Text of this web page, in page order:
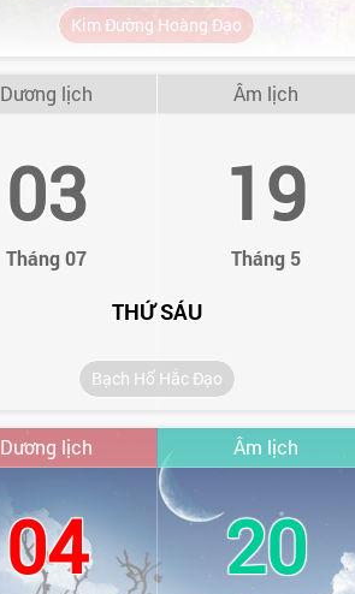
Kim Đường Hoàng Đạo
Dương lịch
03
Tháng 07
Âm lịch
19
Tháng 5
THỨ SÁU
Bạch Hổ Hắc Đạo
Dương lịch
04
Âm lịch
20